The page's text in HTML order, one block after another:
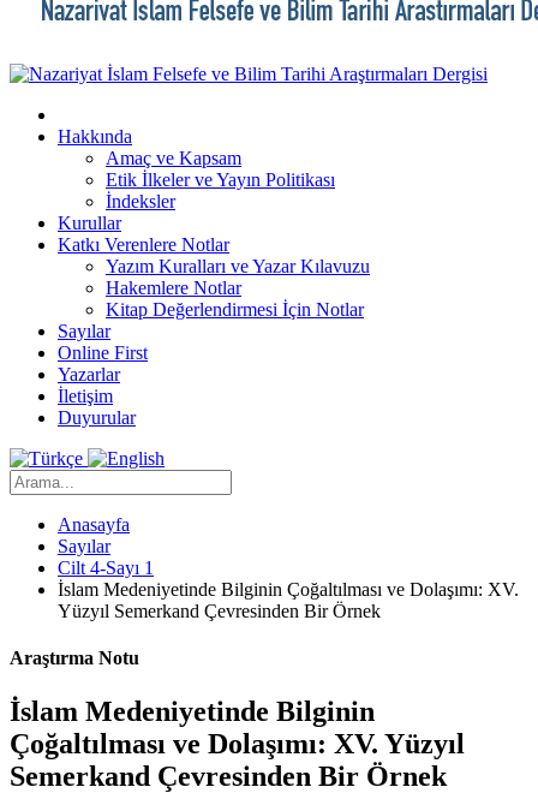
Hakkında
Amaç ve Kapsam
Etik İlkeler ve Yayın Politikası
İndeksler
Kurullar
Katkı Verenlere Notlar
Yazım Kuralları ve Yazar Kılavuzu
Hakemlere Notlar
Kitap Değerlendirmesi İçin Notlar
Sayılar
Online First
Yazarlar
İletişim
Duyurular
Anasayfa
Sayılar
Cilt 4-Sayı 1
İslam Medeniyetinde Bilginin Çoğaltılması ve Dolaşımı: XV.
Yüzyıl Semerkand Çevresinden Bir Örnek
Araştırma Notu
İslam Medeniyetinde Bilginin
Çoğaltılması ve Dolaşımı: XV. Yüzyıl
Semerkand Çevresinden Bir Örnek